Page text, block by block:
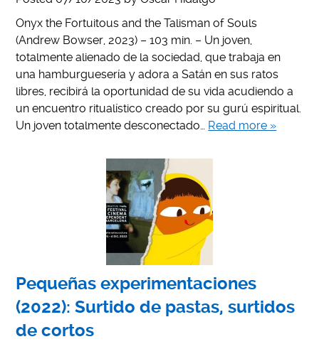
Onyx the Fortuitous and the Talisman of Souls
(Andrew Bowser, 2023) – 103 min. – Un joven,
totalmente alienado de la sociedad, que trabaja en
una hamburguesería y adora a Satán en sus ratos
libres, recibirá la oportunidad de su vida acudiendo a
un encuentro ritualístico creado por su gurú espiritual.
Un joven totalmente desconectado… Read more »
Pequeñas experimentaciones
(2022): Surtido de pastas, surtidos
de cortos